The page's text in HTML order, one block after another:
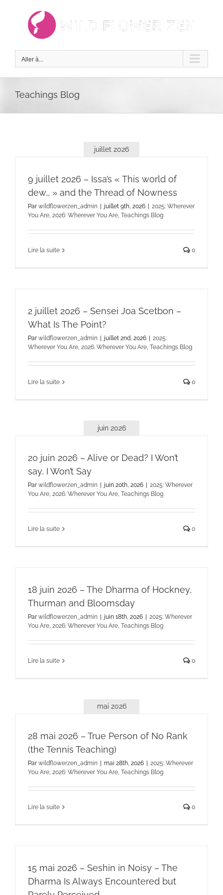
Aller à...
Teachings Blog
juillet 2026
9 juillet 2026 – Issa’s « This world of
dew… » and the Thread of Nowness
Par wildflowerzen_admin | juillet 9th, 2026 | 2025: Wherever
You Are 2026: Wherever You Are Teachings Blog
Lire la suite 0
2 juillet 2026 – Sensei Joa Scetbon –
What Is The Point?
Par wildflowerzen_admin | juillet 2nd, 2026 | 2025:
Wherever You Are 2026: Wherever You Are Teachings Blog
Lire la suite 0
juin 2026
20 juin 2026 – Alive or Dead? I Won’t
say, I Won’t Say
Par wildflowerzen_admin | juin 20th, 2026 | 2025: Wherever
You Are 2026: Wherever You Are Teachings Blog
Lire la suite 0
18 juin 2026 – The Dharma of Hockney,
Thurman and Bloomsday
Par wildflowerzen_admin | juin 18th, 2026 | 2025: Wherever
You Are 2026: Wherever You Are Teachings Blog
Lire la suite 0
mai 2026
28 mai 2026 – True Person of No Rank
(the Tennis Teaching)
Par wildflowerzen_admin mai 28th, 2026
2025: Wherever
You Are, 2026: Wherever You Are, Teachings Blog
Lire la suite 0
15 mai 2026 – Seshin in Noisy – The
Dharma Is Always Encountered but